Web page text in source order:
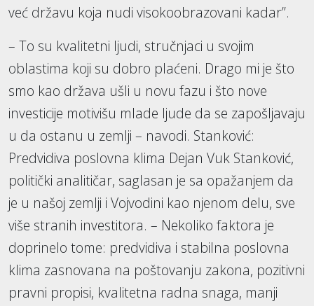
već državu koja nudi visokoobrazovani kadar”.
– To su kvalitetni ljudi, stručnjaci u svojim
oblastima koji su dobro plaćeni. Drago mi je što
smo kao država ušli u novu fazu i što nove
investicije motivišu mlade ljude da se zapošljavaju
u da ostanu u zemlji – navodi. Stanković:
Predvidiva poslovna klima Dejan Vuk Stanković,
politički analitičar, saglasan je sa opažanjem da
je u našoj zemlji i Vojvodini kao njenom delu, sve
više stranih investitora. – Nekoliko faktora je
doprinelo tome: predvidiva i stabilna poslovna
klima zasnovana na poštovanju zakona, pozitivni
pravni propisi, kvalitetna radna snaga, manji